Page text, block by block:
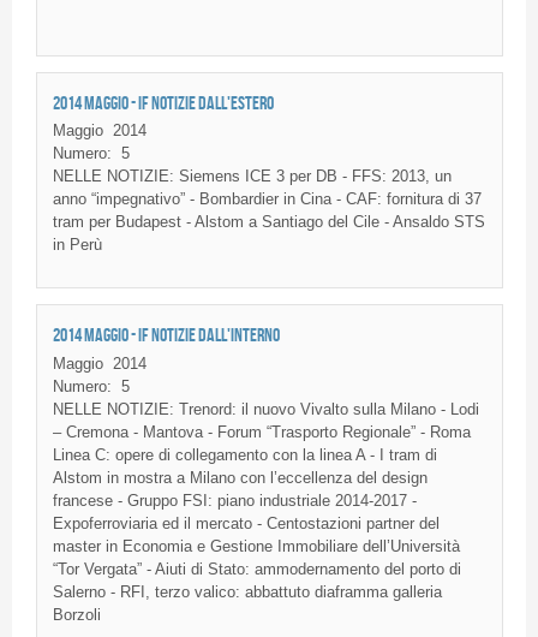
2014 MAGGIO - IF NOTIZIE DALL'ESTERO
Maggio 2014
Numero: 5
NELLE NOTIZIE: Siemens ICE 3 per DB - FFS: 2013, un
anno “impegnativo” - Bombardier in Cina - CAF: fornitura di 37
tram per Budapest - Alstom a Santiago del Cile - Ansaldo STS
in Perù
2014 MAGGIO - IF NOTIZIE DALL'INTERNO
Maggio
2014
Numero: 5
NELLE NOTIZIE: Trenord: il nuovo Vivalto sulla Milano - Lodi
– Cremona - Mantova - Forum “Trasporto Regionale” - Roma
Linea C: opere di collegamento con la linea A - I tram di
Alstom in mostra a Milano con l’eccellenza del design
francese - Gruppo FSI: piano industriale 2014-2017 -
Expoferroviaria ed il mercato - Centostazioni partner del
master in Economia e Gestione Immobiliare dell’Università
“Tor Vergata” - Aiuti di Stato: ammodernamento del porto di
Salerno - RFI, terzo valico: abbattuto diaframma galleria
Borzoli